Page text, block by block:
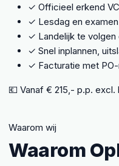
✓ Officieel erkend
✓ Lesdag en
✓ Landelijk te
✓ Snel inplannen,
✓ Facturatie met
💶 Vanaf € 215,- p.p.
Waarom wij
Waarom